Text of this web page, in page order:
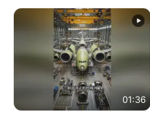
01:36